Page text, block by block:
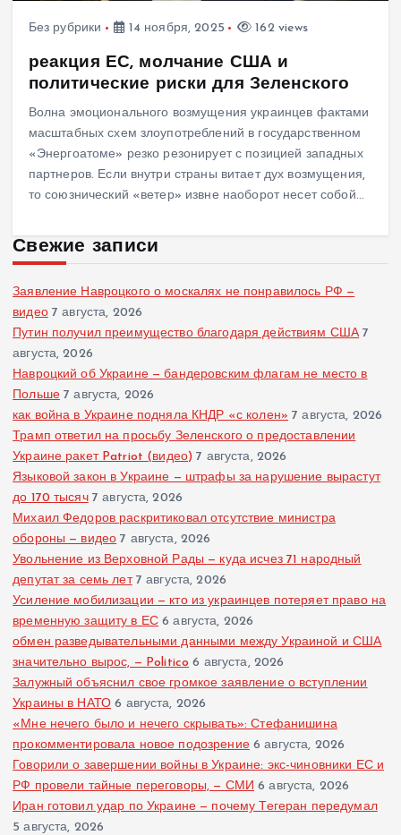
Без рубрики 14 ноября, 2025 162 views
реакция ЕС, молчание США и
политические риски для Зеленского
Волна эмоционального возмущения украинцев фактами
масштабных схем злоупотреблений в государственном
«Энергоатоме» резко резонирует с позицией западных
партнеров. Если внутри страны витает дух возмущения,
то союзнический «ветер» извне наоборот несет собой…
Свежие записи
Заявление Навроцкого о москалях не понравилось РФ —
видео 7 августа, 2026
Путин получил преимущество благодаря действиям США 7
августа, 2026
Навроцкий об Украине — бандеровским флагам не место в
Польше 7 августа, 2026
как война в Украине подняла КНДР «с колен» 7 августа, 2026
Трамп ответил на просьбу Зеленского о предоставлении
Украине ракет Patriot (видео) 7 августа, 2026
Языковой закон в Украине — штрафы за нарушение вырастут
до 170 тысяч 7 августа, 2026
Михаил Федоров раскритиковал отсутствие министра
обороны — видео 7 августа, 2026
Увольнение из Верховной Рады — куда исчез 71 народный
депутат за семь лет 7 августа, 2026
Усиление мобилизации — кто из украинцев потеряет право на
временную защиту в ЕС 6 августа, 2026
обмен разведывательными данными между Украиной и США
значительно вырос, — Politico 6 августа, 2026
Залужный объяснил свое громкое заявление о вступлении
Украины в НАТО 6 августа, 2026
«Мне нечего было и нечего скрывать»: Стефанишина
прокомментировала новое подозрение 6 августа, 2026
Говорили о завершении войны в Украине: экс-чиновники ЕС и
РФ провели тайные переговоры, — СМИ 6 августа, 2026
Иран готовил удар по Украине — почему Тегеран передумал
5 августа, 2026